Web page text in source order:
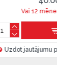
0.83€
par šo preci